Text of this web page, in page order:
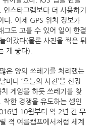
스타그램보다 더 사용하기
다. 이제 GPS 위치 정보가
그도 고를 수 있어 일이 한결
어갔다(물론 사진을 찍은 뒤
게 좋다).
은 양의 쓰레기를 처리했는
마다 ‘오늘의 사진’을 선정
게임을 하듯 쓰레기를 찾
착한 경쟁을 유도하는 셈인
년 10월부터 약 2년 간 무
적 여름캠프에서처럼 세계